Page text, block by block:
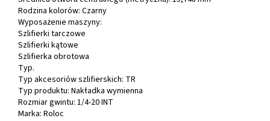
Rodzina kolorów: Czarny
Wyposażenie maszyny:
Szlifierki tarczowe
Szlifierki kątowe
Szlifierka obrotowa
Typ.
Typ akcesoriów szlifierskich: TR
Typ produktu: Nakładka wymienna
Rozmiar gwintu: 1/4-20 INT
Marka: Roloc